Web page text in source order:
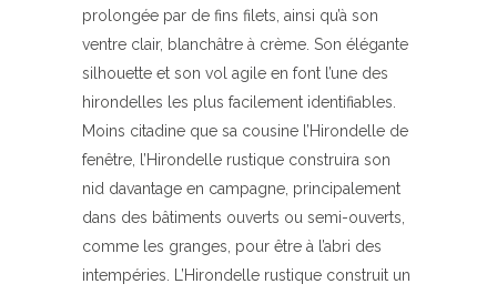
prolongée par de fins filets, ainsi qu’à son
ventre clair, blanchâtre à crème. Son élégante
silhouette et son vol agile en font l’une des
hirondelles les plus facilement identifiables.
Moins citadine que sa cousine l’Hirondelle de
fenêtre, l’Hirondelle rustique construira son
nid davantage en campagne, principalement
dans des bâtiments ouverts ou semi-ouverts,
comme les granges, pour être à l’abri des
intempéries. L’Hirondelle rustique construit un